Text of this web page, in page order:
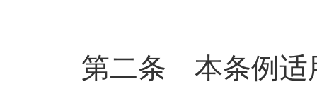
第二条 本条例适用